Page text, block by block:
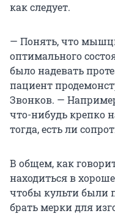
как следует.
— Понять, что
оптимального
было надевать
пациент
Звонков. —
что-нибудь крепко
тогда, есть ли
В общем, как
находиться в
чтобы культи были
брать мерки для